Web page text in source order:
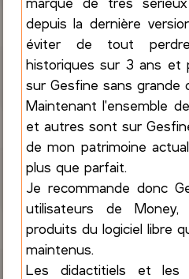
depuis la dernière
éviter de tout
historiques sur 3 ans et
sur Gesfine sans grande
Maintenant l'ensemble
et autres sont sur
de mon patrimoine
plus que parfait.
Je recommande donc
utilisateurs de
produits du logiciel libre
maintenus.
Les didactitiels et les